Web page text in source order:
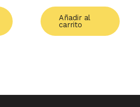
Añadir al
carrito